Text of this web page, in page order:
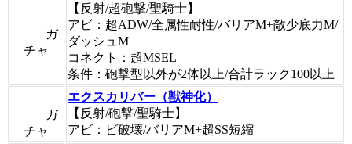
ガ
チャ
【反射/超砲撃/聖騎士】
アビ：超ADW/全属性耐性/バリアM+敵少底力M/
ダッシュM
コネクト：超MSEL
条件：砲撃型以外が2体以上/合計ラック100以上
ガ
チャ
エクスカリバー（獣神化）
【反射/砲撃/聖騎士】
アビ：ビ破壊/バリアM+超SS短縮